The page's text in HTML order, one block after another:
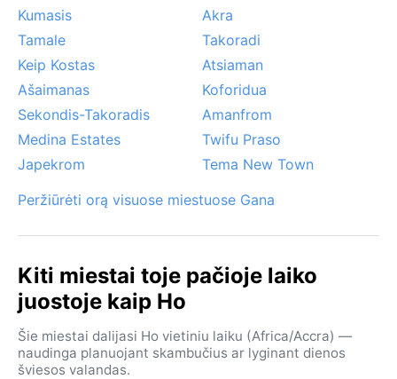
mėgautis gamtos takais ir kultūriniais renginiais.
tornadų, čia nebūna. Tačiau lietingųjų mėnesių liūtys
gali sukelti staigius potvynius žemumose, o sausros
laikotarpiu kyla harmatano vėjai – iš Sacharos
atkeliavusios dulkėtos ir sausos oro masės, kurios
sumažina matomumą ir atneša vėsesnes naktis. Šie
vėjai dažniausi gruodį–sausį, tad verta turėti ir lengvą
šaliką ar striukę.
Kumasis
Akra
Tamale
Takoradi
Keip Kostas
Atsiaman
Ašaimanas
Koforidua
Sekondis-Takoradis
Amanfrom
Medina Estates
Twifu Praso
Japekrom
Tema New Town
Peržiūrėti orą visuose miestuose Gana
Kiti miestai toje pačioje laiko
juostoje kaip Ho
Šie miestai dalijasi Ho vietiniu laiku (Africa/Accra) —
naudinga planuojant skambučius ar lyginant dienos
šviesos valandas.